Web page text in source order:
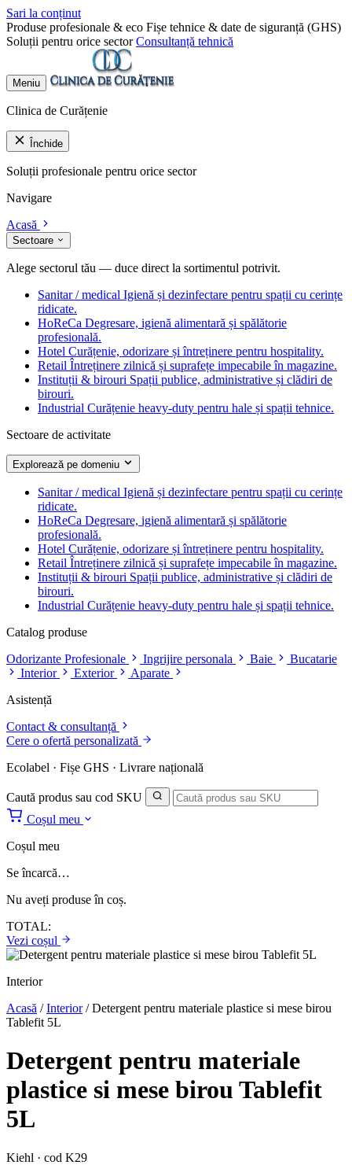
Sari la conținut
Produse profesionale & eco Fișe tehnice & date de siguranță (GHS)
Soluții pentru orice sector Consultanță tehnică
Meniu
Clinica de Curățenie
Închide
Soluții profesionale pentru orice sector
Navigare
Acasă
Sectoare
Alege sectorul tău — duce direct la sortimentul potrivit.
Sanitar / medical Igienă și dezinfectare pentru spații cu cerințe
ridicate.
HoReCa Degresare, igienă alimentară și spălătorie
profesională.
Hotel Curățenie, odorizare și întreținere pentru hospitality.
Retail Întreținere zilnică și suprafețe impecabile în magazine.
Instituții & birouri Spații publice, administrative și clădiri de
birouri.
Industrial Curățenie heavy-duty pentru hale și spații tehnice.
Sectoare de activitate
Explorează pe domeniu
Sanitar / medical Igienă și dezinfectare pentru spații cu cerințe
ridicate.
HoReCa Degresare, igienă alimentară și spălătorie
profesională.
Hotel Curățenie, odorizare și întreținere pentru hospitality.
Retail Întreținere zilnică și suprafețe impecabile în magazine.
Instituții & birouri Spații publice, administrative și clădiri de
birouri.
Industrial Curățenie heavy-duty pentru hale și spații tehnice.
Catalog produse
Odorizante Profesionale
Ingrijire personala Baie
Bucatarie
Interior
Exterior
Aparate
Asistență
Contact & consultanță
Cere o ofertă personalizată
Ecolabel · Fișe GHS · Livrare națională
Caută produs sau cod SKU
Coșul meu
Coșul meu
Se încarcă…
Nu aveți produse în coș.
TOTAL:
Vezi coșul
Interior
Acasă /Interior/Detergent pentru materiale plastice si mese birou
Tablefit 5L
Detergent pentru materiale
plastice si mese birou Tablefit
5L
Kiehl · cod K29